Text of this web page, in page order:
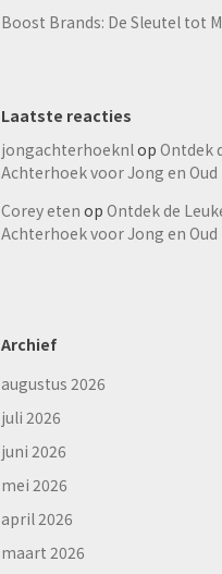
Boost Brands: De Sleutel tot
Laatste reacties
jongachterhoeknlop Ontdek
Achterhoek voor Jong en Oud
Corey eten op Ontdek de
Achterhoek voor Jong en Oud
Archief
augustus 2026
juli 2026
juni 2026
mei 2026
april 2026
maart 2026